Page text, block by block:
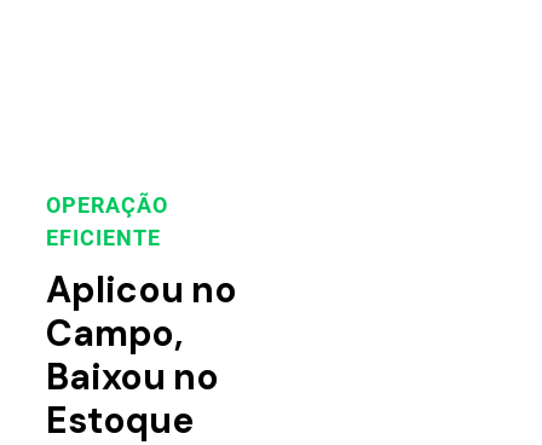
OPERAÇÃO
EFICIENTE
Aplicou no
Campo,
Baixou no
Estoque